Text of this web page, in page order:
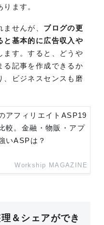
ます。
せんが、 ブログの更
と基本的に広告収入や
ます。すると、どうや
る記事を作成できるか
、ビジネスセンスも磨
アフィリエイトASP19
較。金融・物販・アプ
いASPは？
Workship MAGAZINE
＆シェアができ